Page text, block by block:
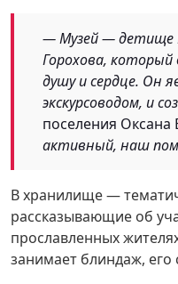
— Музей — детище
Горохова,
душу и сердце. Он
экскурсоводом, и
поселения Оксана
активный, наш
В хранилище —
рассказывающие об
прославленных
занимает блиндаж,